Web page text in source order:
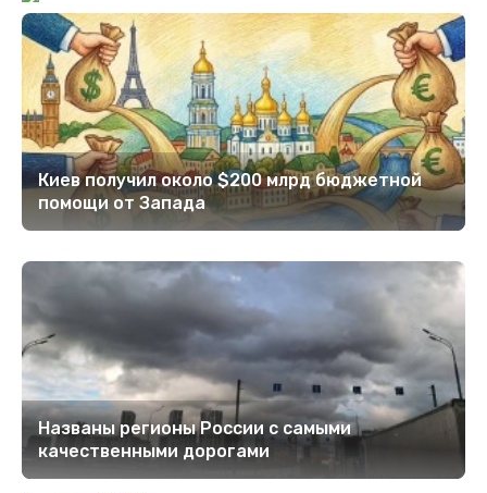
Киев получил около $200 млрд бюджетной
помощи от Запада
Названы регионы России с самыми
качественными дорогами